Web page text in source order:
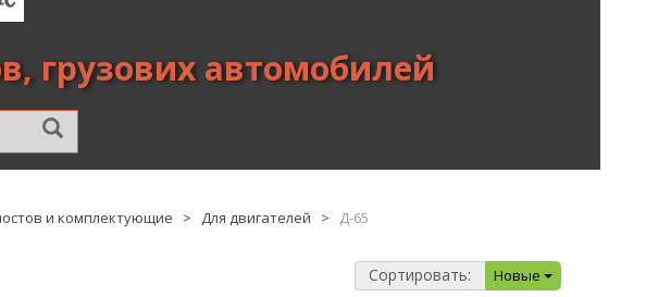
грузових автомобилей
и комплектующие > Для двигателей > Д-65
Сортировать: Новые